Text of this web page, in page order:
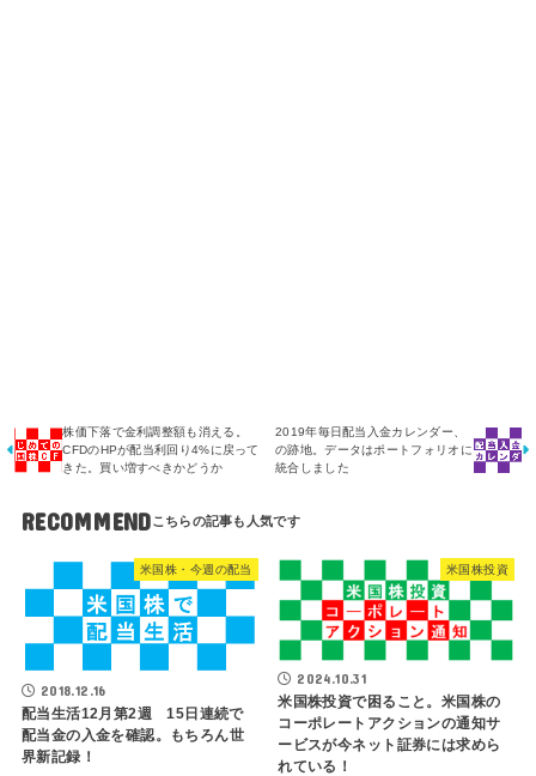
株価下落で金利調整額も消える。
CFDのHPが配当利回り4%に戻って
きた。買い増すべきかどうか
2019年毎日配当入金カレンダー、
の跡地。データはポートフォリオに
統合しました
RECOMMEND
米国株・今週の配当
2018.12.16
配当生活12月第2週 15日連続で
配当金の入金を確認。もちろん世
界新記録！
米国株投資
2024.10.31
米国株投資で困ること。米国株の
コーポレートアクションの通知サ
ービスが今ネット証券には求めら
れている！